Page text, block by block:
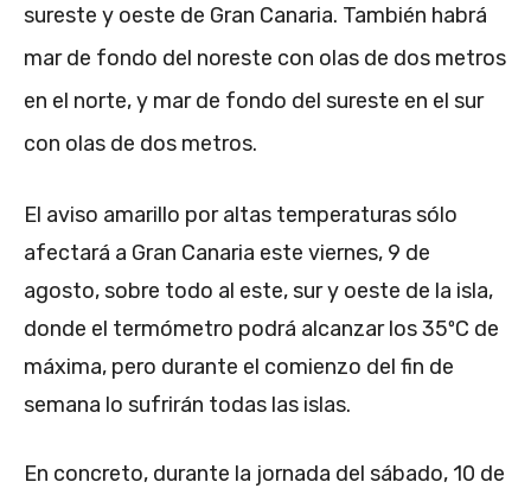
sureste y oeste de Gran Canaria. También habrá
mar de fondo del noreste con olas de dos metros
en el norte, y mar de fondo del sureste en el sur
con olas de dos metros.
El aviso amarillo por altas temperaturas sólo
afectará a Gran Canaria este viernes, 9 de
agosto, sobre todo al este, sur y oeste de la isla,
donde el termómetro podrá alcanzar los 35ºC de
máxima, pero durante el comienzo del fin de
semana lo sufrirán todas las islas.
En concreto, durante la jornada del sábado, 10 de